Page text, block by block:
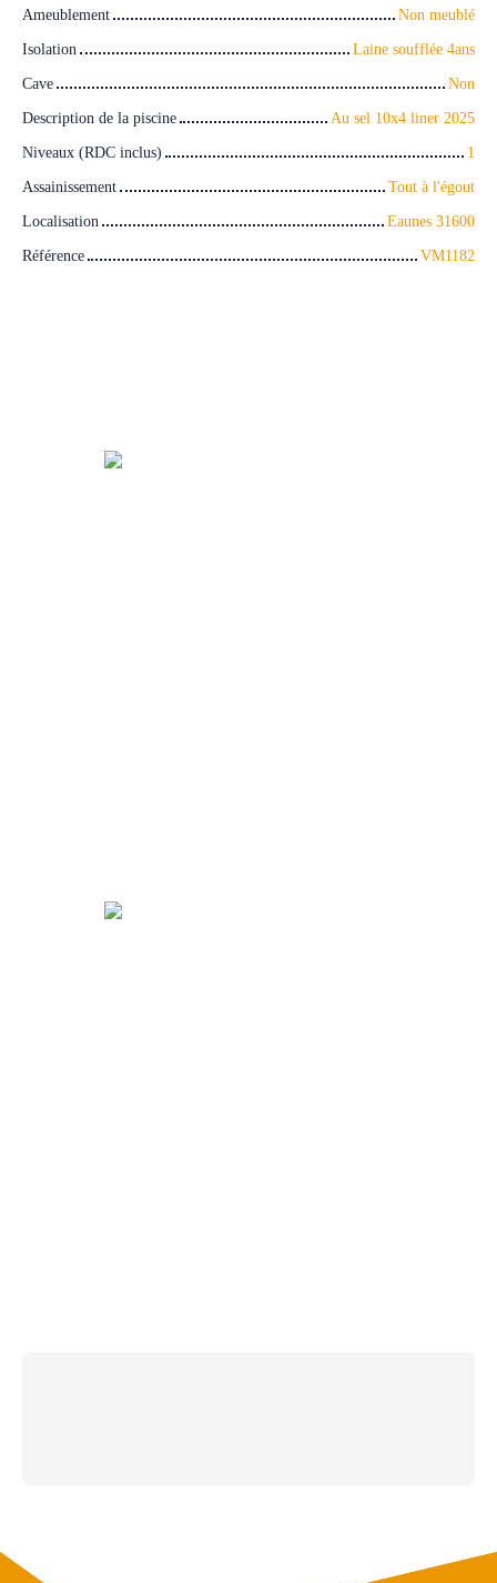
Ameublement
Non meublé
Isolation
Laine soufflée 4ans
Cave
Non
Description de la piscine
Au sel 10x4 liner 2025
Niveaux (RDC inclus)
1
Assainissement
Tout à l'égout
Localisation
Eaunes 31600
Référence
VM1182